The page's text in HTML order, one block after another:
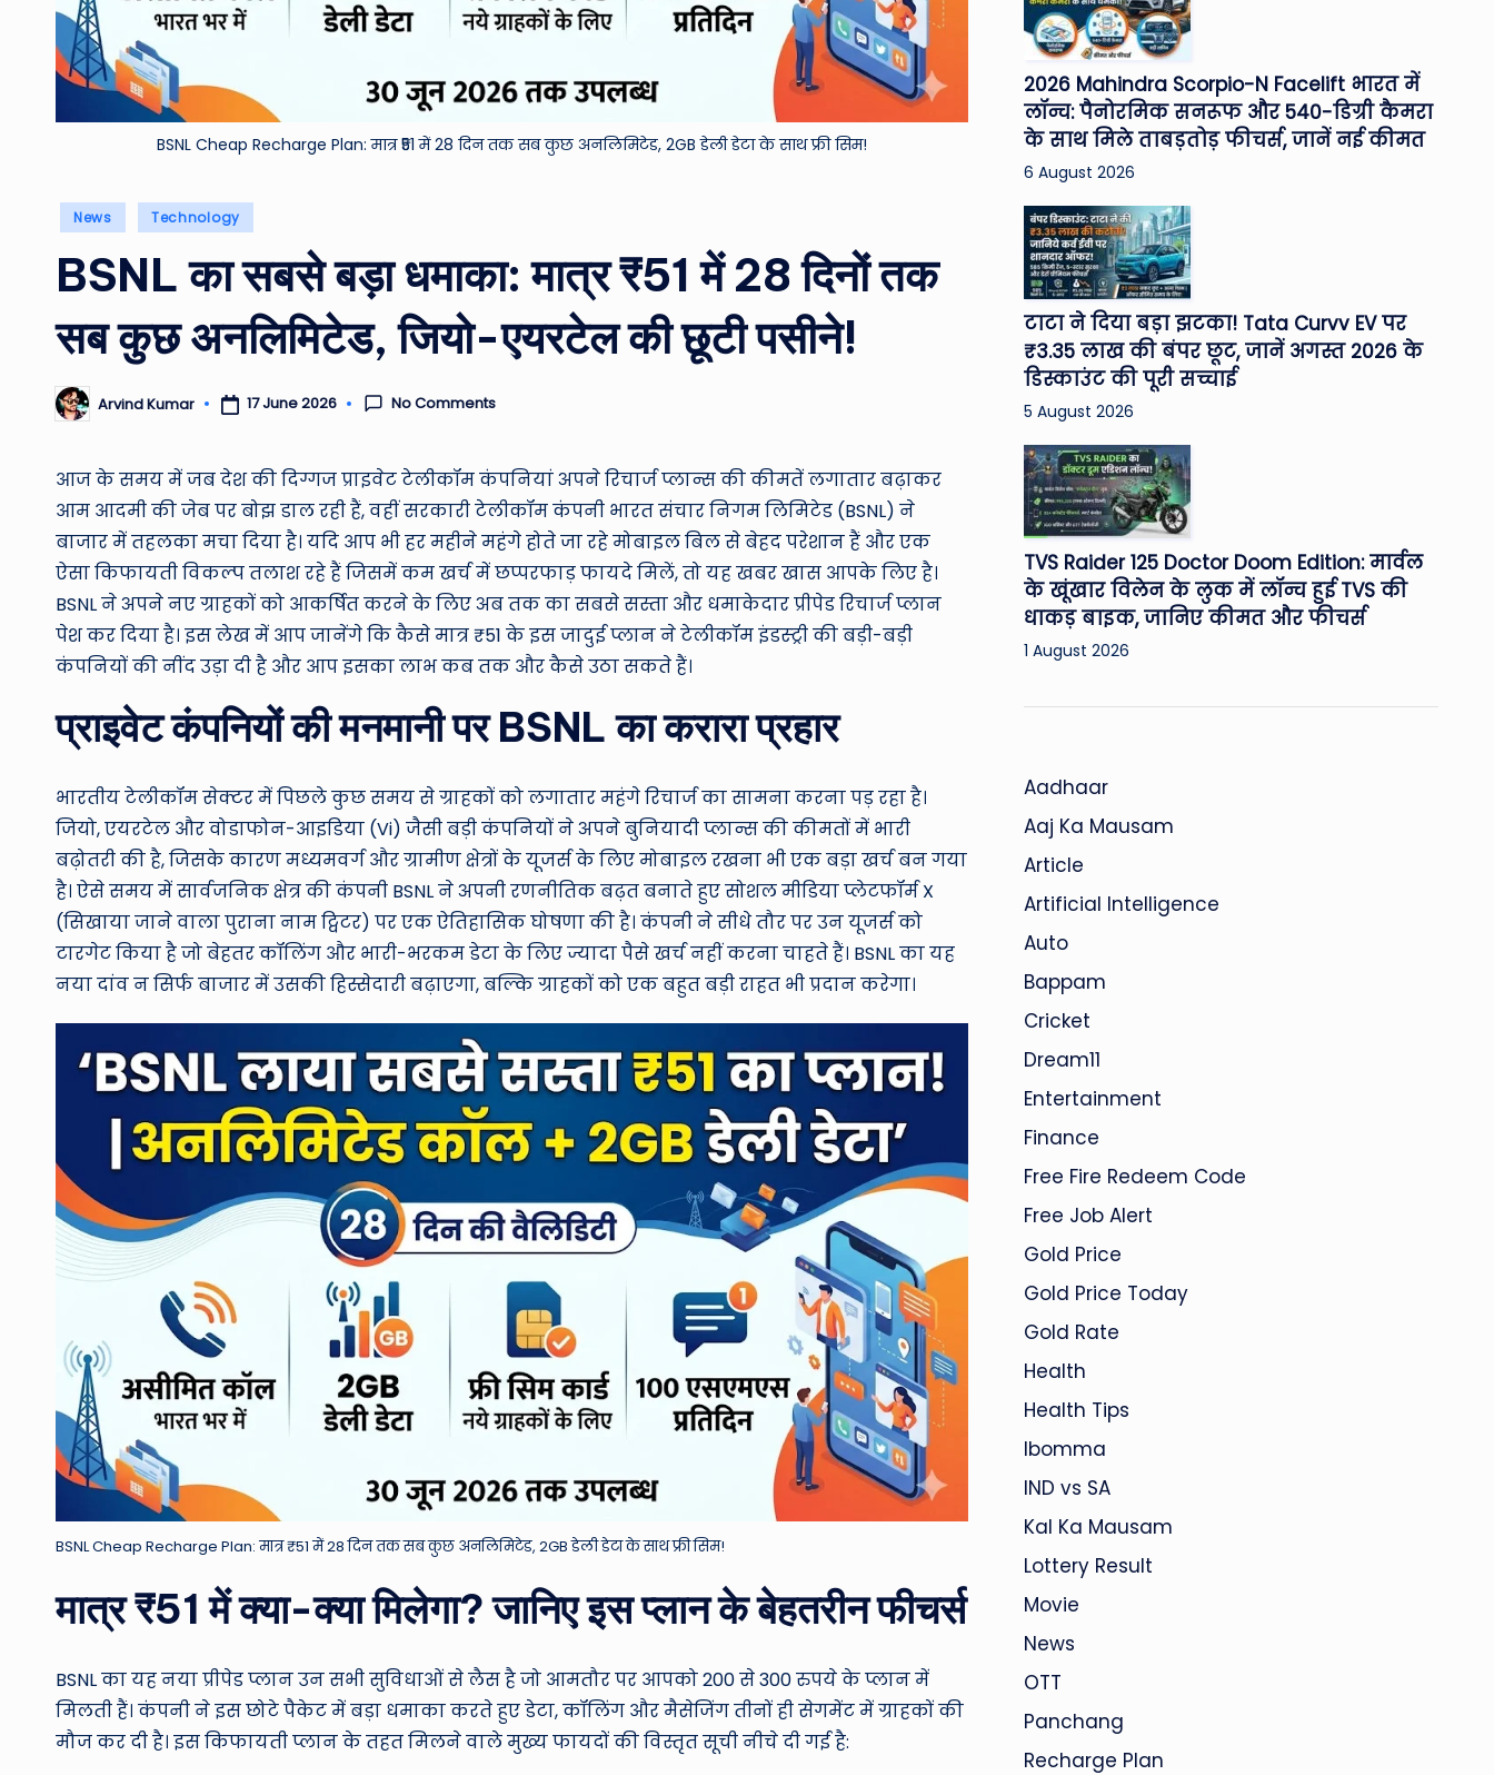
&
M
o
N
e
w
ro
u
n
d
h
e
W
o
rl
d
BSNL Cheap Recharge Plan: मात्र ₹51 में 28 दिन तक सब कुछ अनलिमिटेड, 2GB डेली डेटा के साथ फ्री सिम!
Posted
News Technology
BSNL का सबसे बड़ा धमाका: मात्र ₹51 में 28 दिनों तक
सब कुछ अनलिमिटेड, जियो-एयरटेल की छूटी पसीने!
Posted
by
Arvind Kumar 17 June 2026 No Comments
आज के समय में जब देश की दिग्गज प्राइवेट टेलीकॉम कंपनियां अपने रिचार्ज प्लान्स की कीमतें लगातार बढ़ाकर
आम आदमी की जेब पर बोझ डाल रही हैं, वहीं सरकारी टेलीकॉम कंपनी भारत संचार निगम लिमिटेड (BSNL) ने
बाजार में तहलका मचा दिया है। यदि आप भी हर महीने महंगे होते जा रहे मोबाइल बिल से बेहद परेशान हैं और एक
ऐसा किफायती विकल्प तलाश रहे हैं जिसमें कम खर्च में छप्परफाड़ फायदे मिलें, तो यह खबर खास आपके लिए है।
BSNL ने अपने नए ग्राहकों को आकर्षित करने के लिए अब तक का सबसे सस्ता और धमाकेदार प्रीपेड रिचार्ज प्लान
पेश कर दिया है। इस लेख में आप जानेंगे कि कैसे मात्र ₹51 के इस जादुई प्लान ने टेलीकॉम इंडस्ट्री की बड़ी-बड़ी
कंपनियों की नींद उड़ा दी है और आप इसका लाभ कब तक और कैसे उठा सकते हैं।
प्राइवेट कंपनियों की मनमानी पर BSNL का करारा प्रहार
भारतीय टेलीकॉम सेक्टर में पिछले कुछ समय से ग्राहकों को लगातार महंगे रिचार्ज का सामना करना पड़ रहा है।
जियो, एयरटेल और वोडाफोन-आइडिया (Vi) जैसी बड़ी कंपनियों ने अपने बुनियादी प्लान्स की कीमतों में भारी
बढ़ोतरी की है, जिसके कारण मध्यमवर्ग और ग्रामीण क्षेत्रों के यूजर्स के लिए मोबाइल रखना भी एक बड़ा खर्च बन गया
है। ऐसे समय में सार्वजनिक क्षेत्र की कंपनी BSNL ने अपनी रणनीतिक बढ़त बनाते हुए सोशल मीडिया प्लेटफॉर्म X
(सिखाया जाने वाला पुराना नाम ट्विटर) पर एक ऐतिहासिक घोषणा की है। कंपनी ने सीधे तौर पर उन यूजर्स को
टारगेट किया है जो बेहतर कॉलिंग और भारी-भरकम डेटा के लिए ज्यादा पैसे खर्च नहीं करना चाहते हैं। BSNL का यह
नया दांव न सिर्फ बाजार में उसकी हिस्सेदारी बढ़ाएगा, बल्कि ग्राहकों को एक बहुत बड़ी राहत भी प्रदान करेगा।
BSNL Cheap Recharge Plan: मात्र ₹51 में 28 दिन तक सब कुछ अनलिमिटेड, 2GB डेली डेटा के साथ फ्री सिम!
मात्र ₹51 में क्या-क्या मिलेगा? जानिए इस प्लान के बेहतरीन फीचर्स
BSNL का यह नया प्रीपेड प्लान उन सभी सुविधाओं से लैस है जो आमतौर पर आपको 200 से 300 रुपये के प्लान में
मिलती हैं। कंपनी ने इस छोटे पैकेट में बड़ा धमाका करते हुए डेटा, कॉलिंग और मैसेजिंग तीनों ही सेगमेंट में ग्राहकों की
मौज कर दी है। इस किफायती प्लान के तहत मिलने वाले मुख्य फायदों की विस्तृत सूची नीचे दी गई है:
2026 Mahindra Scorpio-N Facelift भारत में
लॉन्च: पैनोरमिक सनरूफ और 540-डिग्री कैमरा
के साथ मिले ताबड़तोड़ फीचर्स, जानें नई कीमत
6 August 2026
टाटा ने दिया बड़ा झटका! Tata Curvv EV पर
₹3.35 लाख की बंपर छूट, जानें अगस्त 2026 के
डिस्काउंट की पूरी सच्चाई
5 August 2026
TVS Raider 125 Doctor Doom Edition: मार्वल
के खूंखार विलेन के लुक में लॉन्च हुई TVS की
धाकड़ बाइक, जानिए कीमत और फीचर्स
1 August 2026
Aadhaar
Aaj Ka Mausam
Article
Artificial Intelligence
Auto
Bappam
Cricket
Dream11
Entertainment
Finance
Free Fire Redeem Code
Free Job Alert
Gold Price
Gold Price Today
Gold Rate
Health
Health Tips
Ibomma
IND vs SA
Kal Ka Mausam
Lottery Result
Movie
News
OTT
Panchang
Recharge Plan